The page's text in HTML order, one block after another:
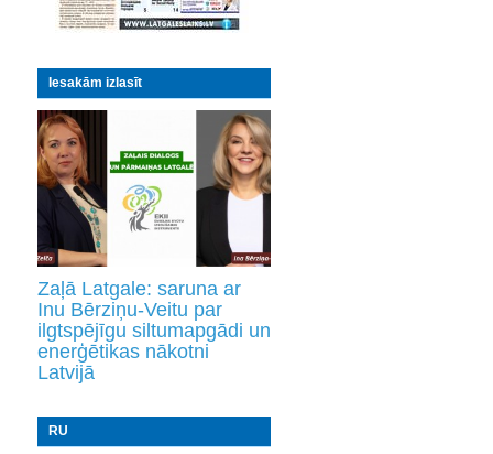
Iesakām izlasīt
Zaļā Latgale: saruna ar
Inu Bērziņu-Veitu par
ilgtspējīgu siltumapgādi un
enerģētikas nākotni
Latvijā
RU